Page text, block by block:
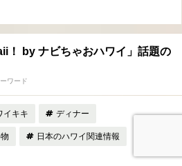
！ by ナビちゃおハワイ」話題の
ワード
イキキ ディナー
日本のハワイ関連情報